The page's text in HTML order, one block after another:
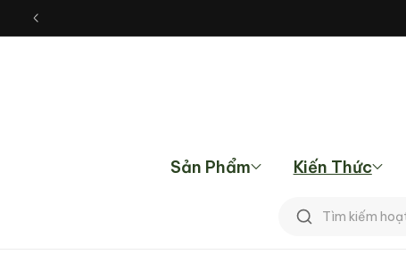
đến nội
dung
Sản Phẩm Kiến Thức
Tìm